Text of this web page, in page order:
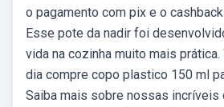
o pagamento com pix e o
Esse pote da nadir foi
vida na cozinha muito mais
dia compre copo plastico 150 ml
Saiba mais sobre nossas incríveis